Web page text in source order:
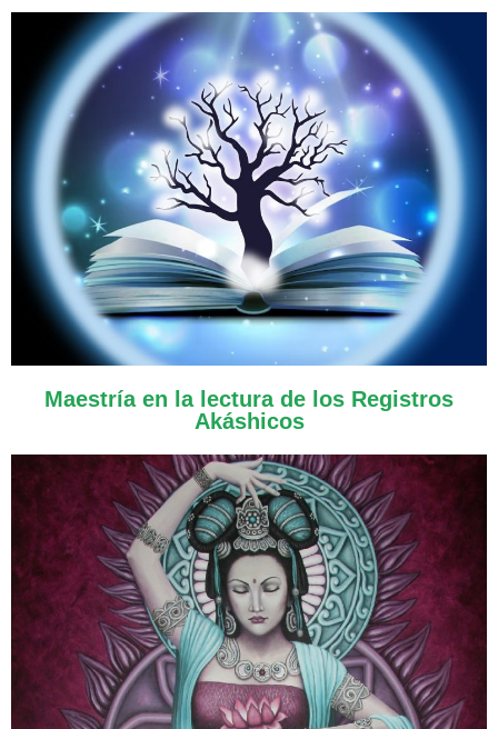
Maestría en la lectura de los Registros
Akáshicos